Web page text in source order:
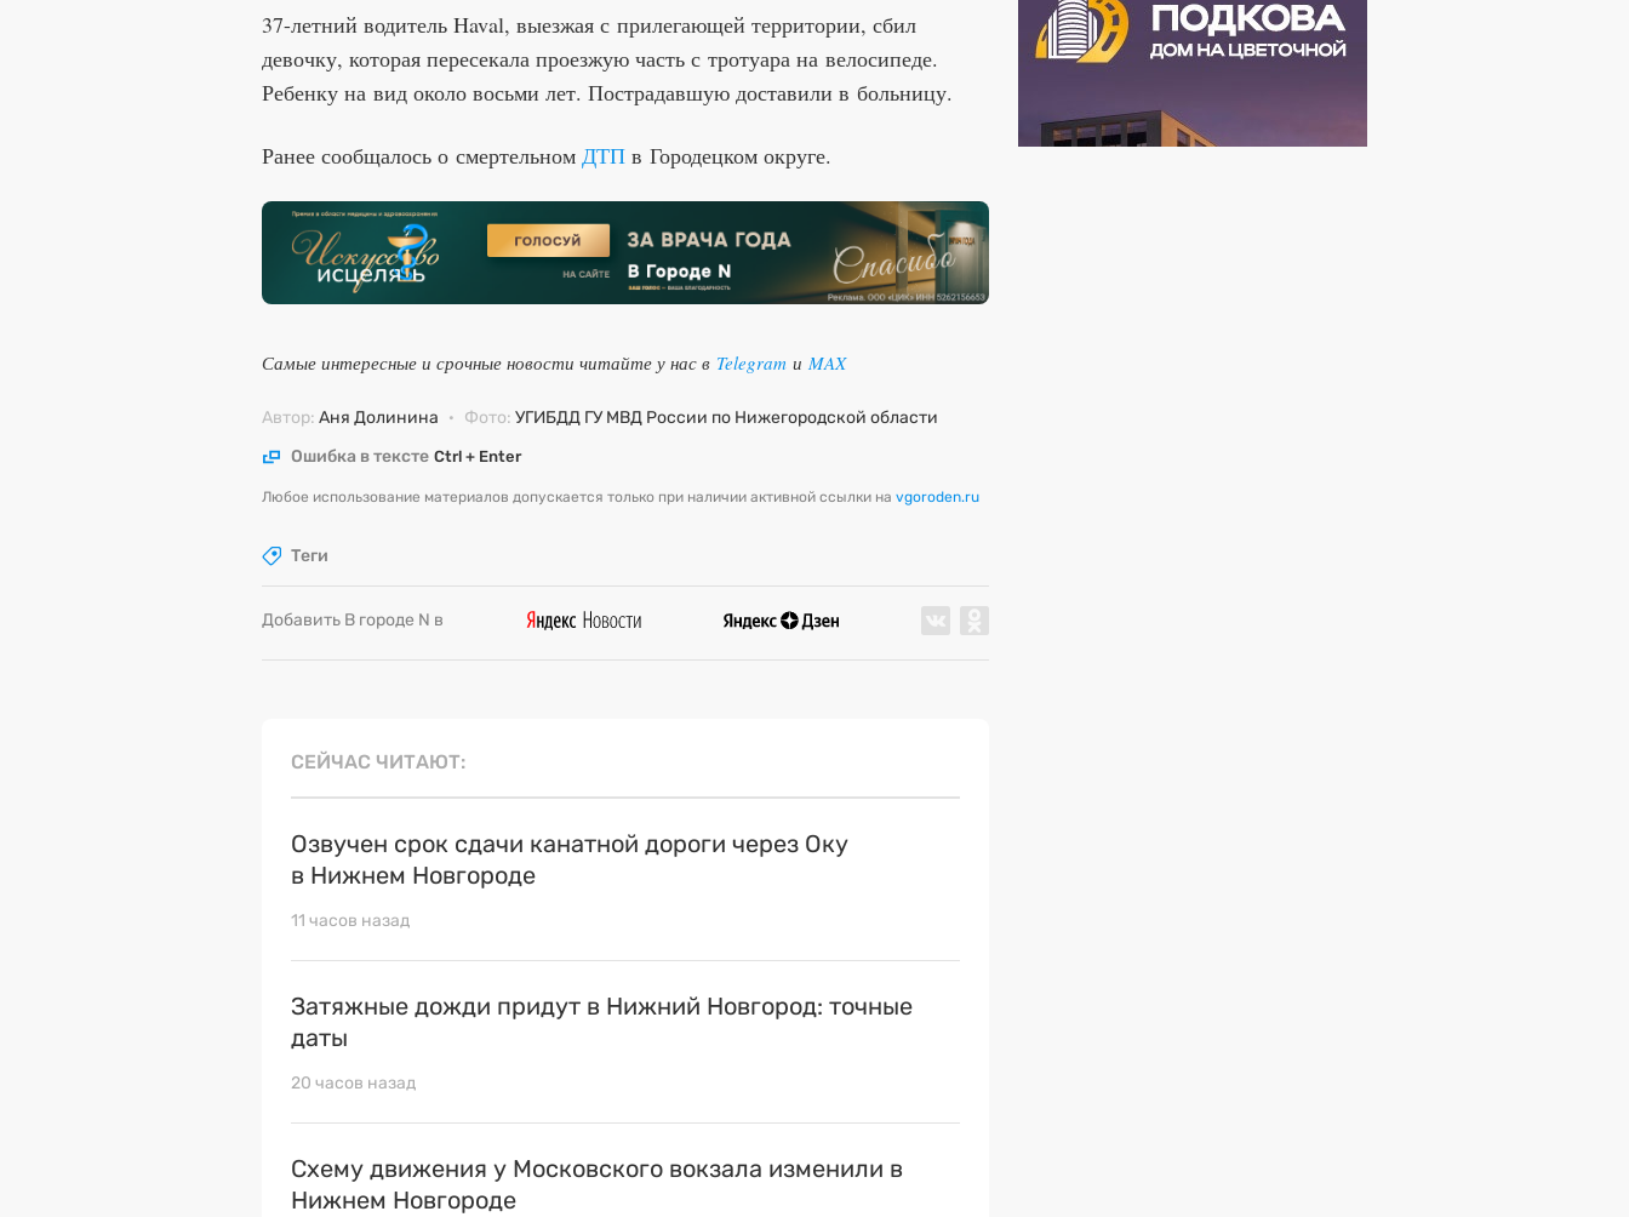
37-летний водитель Haval, выезжая с прилегающей территории, сбил
девочку, которая пересекала проезжую часть с тротуара на велосипеде.
Ребенку на вид около восьми лет. Пострадавшую доставили в больницу.
Ранее сообщалось о смертельном ДТП в Городецком округе.
Самые интересные и срочные новости читайте у нас в Telegram и MAX
Автор: Аня Долинина · Фото: УГИБДД ГУ МВД России по Нижегородской области
Ошибка в тексте Ctrl + Enter
Любое использование материалов допускается только при наличии активной ссылки на vgoroden.ru
Теги
Добавить В городе N в
СЕЙЧАС ЧИТАЮТ
Озвучен срок сдачи канатной дороги через Оку
в Нижнем Новгороде
11 часов назад
Затяжные дожди придут в Нижний Новгород: точные
даты
20 часов назад
Схему движения у Московского вокзала изменили в
Нижнем Новгороде